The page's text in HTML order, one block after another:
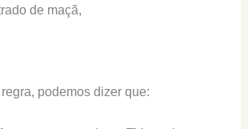
de maçã,
podemos dizer que: